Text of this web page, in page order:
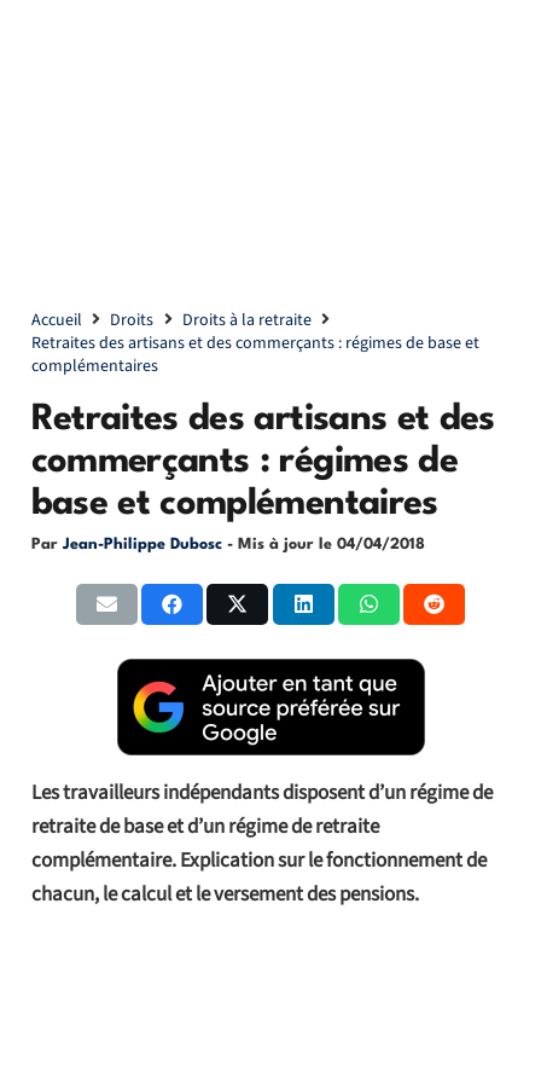
Accueil Droits
Droits à la retraite
Retraites des artisans et des commerçants : régimes de base et
complémentaires
Retraites des artisans et des
commerçants : régimes de
base et complémentaires
Par Jean-Philippe Dubosc - Mis à jour le 04/04/2018
Les travailleurs indépendants disposent d’un régime de
retraite de base et d’un régime de retraite
complémentaire. Explication sur le fonctionnement de
chacun, le calcul et le versement des pensions.